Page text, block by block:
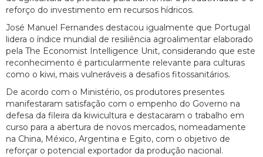
reforço do investimento em recursos hídricos.
José Manuel Fernandes destacou igualmente que Portugal
lidera o índice mundial de resiliência agroalimentar elaborado
pela The Economist Intelligence Unit, considerando que este
reconhecimento é particularmente relevante para culturas
como o kiwi, mais vulneráveis a desafios fitossanitários.
De acordo com o Ministério, os produtores presentes
manifestaram satisfação com o empenho do Governo na
defesa da fileira da kiwicultura e destacaram o trabalho em
curso para a abertura de novos mercados, nomeadamente
na China, México, Argentina e Egito, com o objetivo de
reforçar o potencial exportador da produção nacional.